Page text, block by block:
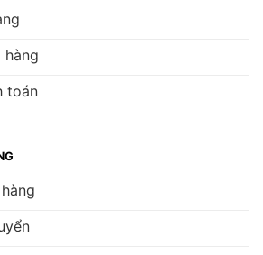
hàng
toán